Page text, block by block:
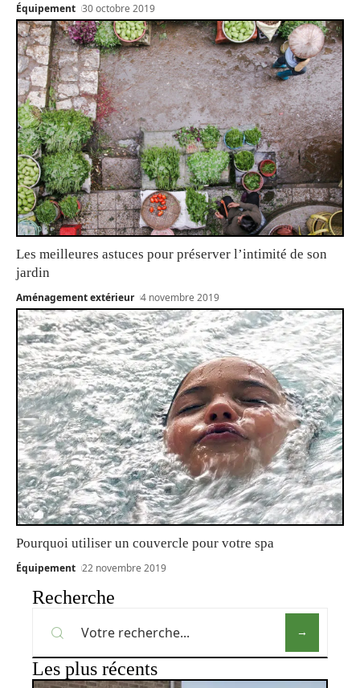
Équipement 30 octobre 2019
Les meilleures astuces pour préserver l’intimité de son
jardin
Aménagement extérieur 4 novembre 2019
Pourquoi utiliser un couvercle pour votre spa
Équipement 22 novembre 2019
Recherche
Les plus récents